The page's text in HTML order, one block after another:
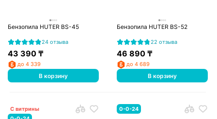
Бензопила HUTER BS-45
24 отзыва
43 390₸
до 4 339
В корзину
Бензопила HUTER BS-52
22 отзыва
46 890 ₸
до 4 689
В корзину
С витрины
0-0-24